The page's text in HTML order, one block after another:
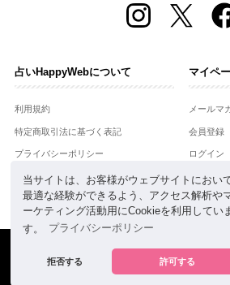
当サイトは、お客様がウェブサイトにおい
最適な経験ができるよう、アクセス解析や
ーケティング活動用にCookieを利用してい
す。
プライバシーポリシー
拒否する 許可する
占いHappyWebについて
利用規約
特定商取引法に基づく表記
プライバシーポリシー
運営会社
お問合せ
マイペ
メールマ
会員登録
ログイン
powered by
掲載の情報や画像など、すべてのコンテンツの無